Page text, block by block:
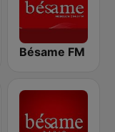
Bésame FM